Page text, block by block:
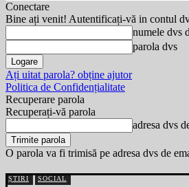
Conectare
Bine ați venit! Autentificați-vă in contul
numele dvs
parola dvs
Ați uitat parola? obține ajutor
Politica de Confidențialitate
Recuperare parola
Recuperați-vă parola
adresa dvs
O parola va fi trimisă pe adresa dvs de
ȘTIRI SOCIAL